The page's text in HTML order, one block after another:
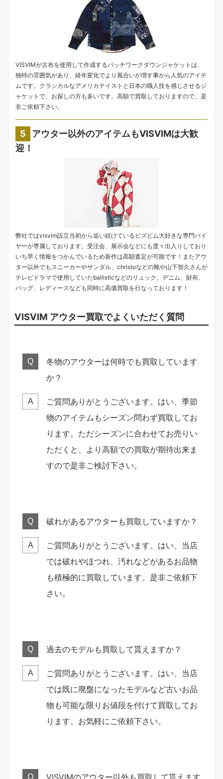
VISVIMが古布を使用して作成するパッチワークダウンジャケットは、
独特の雰囲気があり、経年変化でより風合いが増す事から人気のアイテ
ムです。クラシカルなアメリカテイストと日本の職人技を感じさせるジ
ャケットで、お探しの方も多いです。高額で買取しておりますので、是
非ご依頼下さい。
アウター以外のアイテムもVISVIMは大歓
迎！
弊社ではvisvim設立当初から追い続けているビズビム大好きな専門バイ
ヤーが専属しております。受注会、展示会などにも度々出入りしており
いち早く情報をつかんでいるため新作は高額査定が可能です！またアウ
ター以外でもスニーカーやサンダル、christoなどの靴や山下智久さんが
テレビドラマで使用していたballisticなどのリュック、デニム、財布、
バッグ、レディースなども同時に高価買取を行なっております！
VISVIM アウター買取でよくいただく質問
Q
冬物のアウターは何時でも買取しています
か？
A
ご質問ありがとうございます。はい、季節
物のアイテムもシーズン問わず買取してお
ります。ただシーズンに合わせてお売りい
ただくと、より高額での買取が期待出来ま
すので是非ご検討下さい。
Q 破れがあるアウターも買取していますか？
A
ご質問ありがとうございます。はい、当店
では破れやほつれ、汚れなどがあるお品物
も積極的に買取しています。是非ご依頼下
さい。
Q 過去のモデルも買取して貰えますか？
A
ご質問ありがとうございます。はい、当店
では既に廃盤になったモデルなど古いお品
物も可能な限りお値段を付けて買取してお
ります。お気軽にご依頼下さい。
Q VISVIMのアウター以外も買取して貰えます